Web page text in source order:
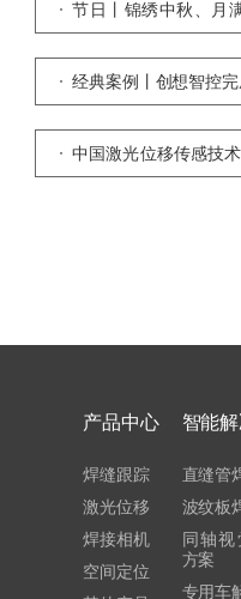
节日丨锦绣中秋、月
庆！
经典案例丨创想智控
中国激光位移传感技
产品中心
焊缝跟踪
激光位移
焊接相机
空间定位
智能
直缝管
波纹板
同轴
方案
专用车